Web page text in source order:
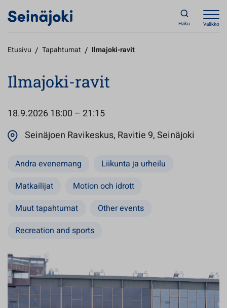
Haku Valikko
Etusivu / Tapahtumat / Ilmajoki-ravit
Ilmajoki-ravit
18.9.202618:00 – 21:15
Seinäjoen Ravikeskus, Ravitie 9, Seinäjoki
Andra evenemang
Liikunta ja urheilu
Matkailijat
Motion och idrott
Muut tapahtumat
Other events
Recreation and sports